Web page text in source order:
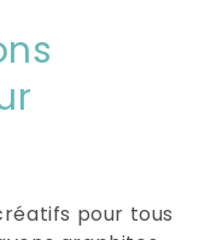
pour tous